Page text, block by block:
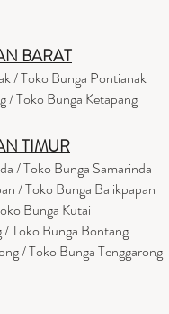
BARAT
/ Toko Bunga Pontianak
/ Toko Bunga Ketapang
TIMUR
/ Toko Bunga Samarinda
/ Toko Bunga Balikpapan
Bunga Kutai
Toko Bunga Bontang
/ Toko Bunga Tenggarong